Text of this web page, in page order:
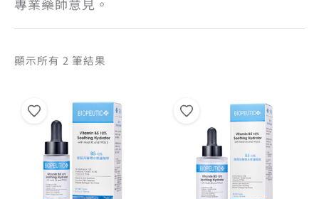
顯示所有 2 筆結果
排
序